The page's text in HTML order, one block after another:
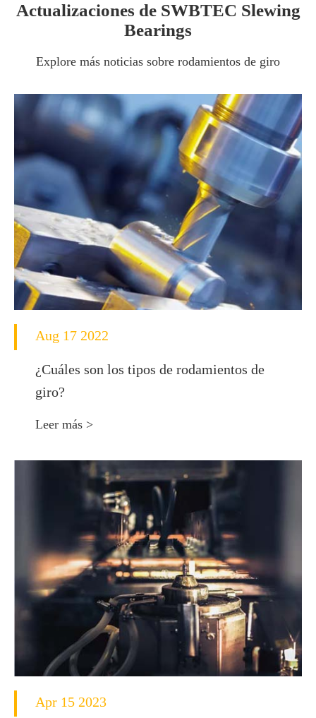
Actualizaciones de SWBTEC Slewing
Bearings
Explore más noticias sobre rodamientos de giro
Aug 17 2022
¿Cuáles son los tipos de rodamientos de
giro?
Leer más >
Apr 15 2023